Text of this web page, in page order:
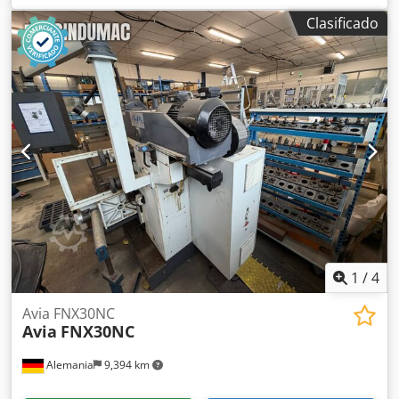
instalada: 15,0 kW - Tensión de alimentación: 3x380 V
Crjdezrpw Tepfx Ailof - Frecuencia: 50 Hz - Peso de la
fresadora (sin accesorios): 3000 kg Eje X: 800 mm Eje Y: 500
mm Eje Z: 420 mm Carga de la mesa: 500 kg Cono del
husillo: ISO 40 Disponibles 2 máquinas idénticas.
Clasificado
1 /4
Alemania 9,394 km
Avia FNX30NC
Avia FNX30NC